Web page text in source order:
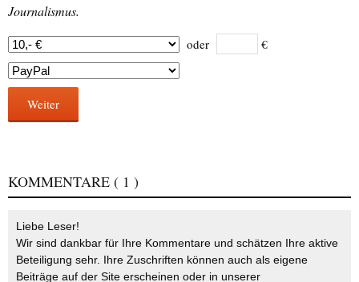
Journalismus.
oder €
Weiter
KOMMENTARE ( 1 )
Liebe Leser!
Wir sind dankbar für Ihre Kommentare und schätzen Ihre aktive
Beteiligung sehr. Ihre Zuschriften können auch als eigene
Beiträge auf der Site erscheinen oder in unserer